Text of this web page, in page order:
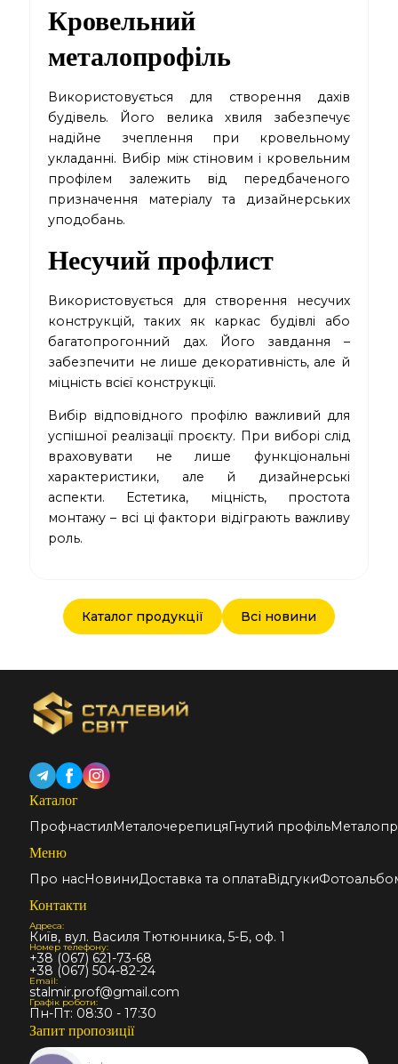
Кровельний
металопрофіль
Використовується для створення дахів
будівель. Його велика хвиля забезпечує
надійне зчеплення при кровельному
укладанні. Вибір між стіновим і кровельним
профілем залежить від передбаченого
призначення матеріалу та дизайнерських
уподобань.
Несучий профлист
Використовується для створення несучих
конструкцій, таких як каркас будівлі або
багатопрогонний дах. Його завдання –
забезпечити не лише декоративність, але й
міцність всієї конструкції.
Вибір відповідного профілю важливий для
успішної реалізації проєкту. При виборі слід
враховувати не лише функціональні
характеристики, але й дизайнерські
аспекти. Естетика, міцність, простота
монтажу – всі ці фактори відіграють важливу
роль.
Каталог продукції Всі новини
Каталог
ПрофнастилМеталочерепицяГнутий профіль
Меню
Про насНовиниДоставка та оплатаВідгуки
Контакти
Адреса:
Київ, вул. Василя Тютюнника, 5-Б, оф. 1
Номер телефону:
+38 (067) 621-73-68
+38 (067) 504-82-24
Email:
stalmir.prof@gmail.com
Графік роботи:
Пн-Пт: 08:30 - 17:30
Запит пропозиції